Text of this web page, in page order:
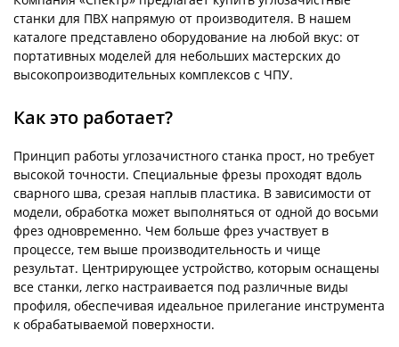
станки для ПВХ напрямую от производителя. В нашем
каталоге представлено оборудование на любой вкус: от
портативных моделей для небольших мастерских до
высокопроизводительных комплексов с ЧПУ.
Как это работает?
Принцип работы углозачистного станка прост, но требует
высокой точности. Специальные фрезы проходят вдоль
сварного шва, срезая наплыв пластика. В зависимости от
модели, обработка может выполняться от одной до восьми
фрез одновременно. Чем больше фрез участвует в
процессе, тем выше производительность и чище
результат. Центрирующее устройство, которым оснащены
все станки, легко настраивается под различные виды
профиля, обеспечивая идеальное прилегание инструмента
к обрабатываемой поверхности.